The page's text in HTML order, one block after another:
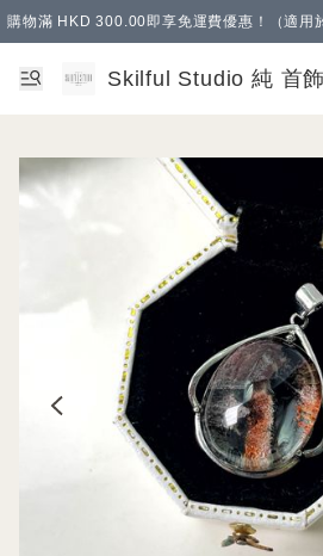
購物滿 HKD 300.00即享免運費優惠！（適用
Skilful Studio 純 首飾